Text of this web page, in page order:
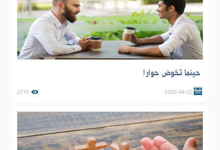
حينما تخوض حوارا
2020-04-22
2770